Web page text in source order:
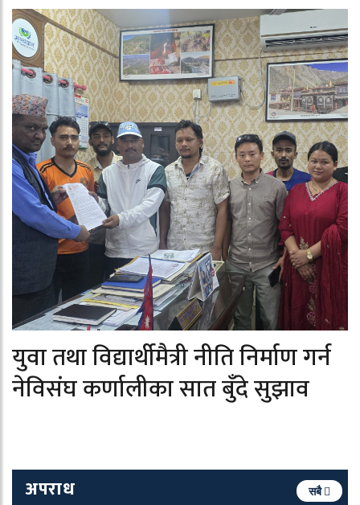
युवा तथा विद्यार्थीमैत्री नीति निर्माण गर्न
नेविसंघ कर्णालीका सात बुँदे सुझाव
अपराध सबै